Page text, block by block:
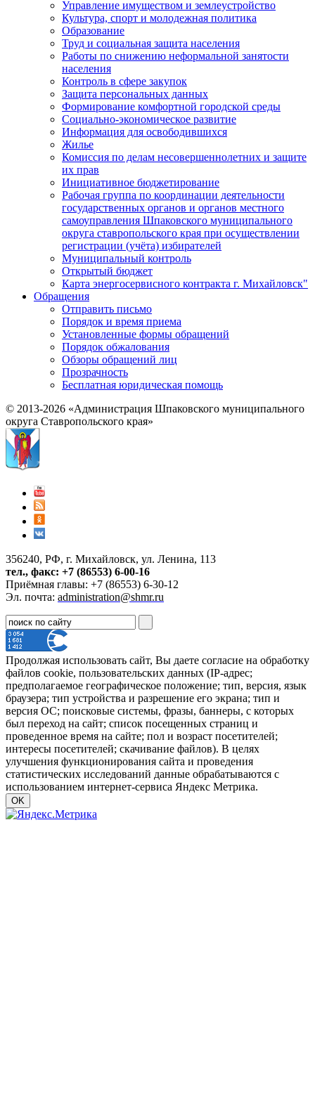
Управление имуществом и землеустройство
Культура, спорт и молодежная политика
Образование
Труд и социальная защита населения
Работы по снижению неформальной занятости
населения
Контроль в сфере закупок
Защита персональных данных
Формирование комфортной городской среды
Социально-экономическое развитие
Информация для освободившихся
Жилье
Комиссия по делам несовершеннолетних и защите
их прав
Инициативное бюджетирование
Рабочая группа по координации деятельности
государственных органов и органов местного
самоуправления Шпаковского муниципального
округа ставропольского края при осуществлении
регистрации (учёта) избирателей
Муниципальный контроль
Открытый бюджет
Карта энергосервисного контракта г. Михайловск"
Обращения
Отправить письмо
Порядок и время приема
Установленные формы обращений
Порядок обжалования
Обзоры обращений лиц
Прозрачность
Бесплатная юридическая помощь
© 2013-2026 «Администрация Шпаковского муниципального
округа Ставропольского края»
356240, РФ, г. Михайловск, ул. Ленина, 113
тел., факс: +7 (86553) 6-00-16
Приёмная главы: +7 (86553) 6-30-12
Эл. почта: administration@shmr.ru
Продолжая использовать сайт, Вы даете согласие на обработку
файлов cookie, пользовательских данных (IP-адрес;
предполагаемое географическое положение; тип, версия, язык
браузера; тип устройства и разрешение его экрана; тип и
версия ОС; поисковые системы, фразы, баннеры, с которых
был переход на сайт; список посещенных страниц и
проведенное время на сайте; пол и возраст посетителей;
интересы посетителей; скачивание файлов). В целях
улучшения функционирования сайта и проведения
статистических исследований данные обрабатываются с
использованием интернет-сервиса Яндекс Метрика.
OK